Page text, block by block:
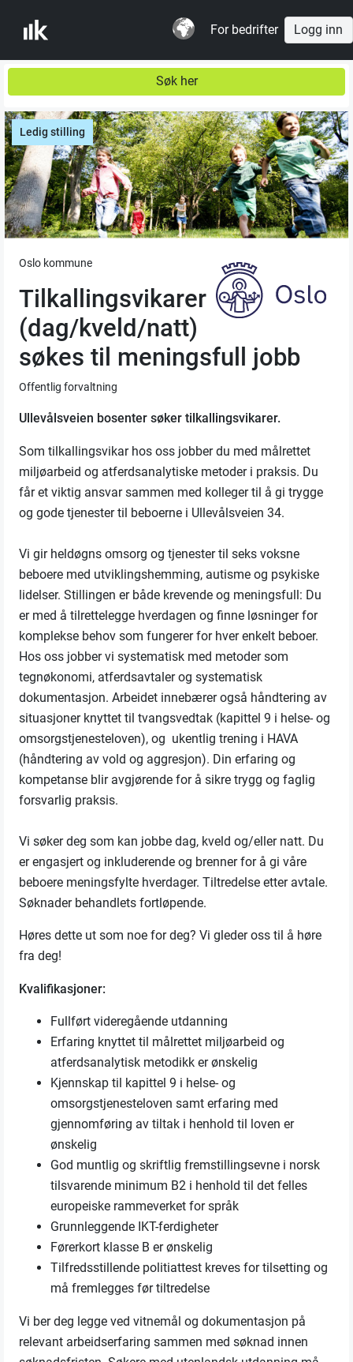
For bedrifter Logg inn
Søk her
Ledig stilling
Oslo kommune
Tilkallingsvikarer
(dag/kveld/natt)
søkes til meningsfull jobb
Offentlig forvaltning
Ullevålsveien bosenter søker tilkallingsvikarer.
Som tilkallingsvikar hos oss jobber du med målrettet
miljøarbeid og atferdsanalytiske metoder i praksis. Du
får et viktig ansvar sammen med kolleger til å gi trygge
og gode tjenester til beboerne i Ullevålsveien 34.
Vi gir heldøgns omsorg og tjenester til seks voksne
beboere med utviklingshemming, autisme og psykiske
lidelser. Stillingen er både krevende og meningsfull: Du
er med å tilrettelegge hverdagen og finne løsninger for
komplekse behov som fungerer for hver enkelt beboer.
Hos oss jobber vi systematisk med metoder som
tegnøkonomi, atferdsavtaler og systematisk
dokumentasjon. Arbeidet innebærer også håndtering av
situasjoner knyttet til tvangsvedtak (kapittel 9 i helse- og
omsorgstjenesteloven), og ukentlig trening i HAVA
(håndtering av vold og aggresjon). Din erfaring og
kompetanse blir avgjørende for å sikre trygg og faglig
forsvarlig praksis.
Vi søker deg som kan jobbe dag, kveld og/eller natt. Du
er engasjert og inkluderende og brenner for å gi våre
beboere meningsfylte hverdager. Tiltredelse etter avtale.
Søknader behandlets fortløpende.
Høres dette ut som noe for deg? Vi gleder oss til å høre
fra deg!
Kvalifikasjoner:
Fullført videregående utdanning
Erfaring knyttet til målrettet miljøarbeid og
atferdsanalytisk metodikk er ønskelig
Kjennskap til kapittel 9 i helse- og
omsorgstjenesteloven samt erfaring med
gjennomføring av tiltak i henhold til loven er
ønskelig
God muntlig og skriftlig fremstillingsevne i norsk
tilsvarende minimum B2 i henhold til det felles
europeiske rammeverket for språk
Grunnleggende IKT-ferdigheter
Førerkort klasse B er ønskelig
Tilfredsstillende politiattest kreves for tilsetting og
må fremlegges før tiltredelse
Vi ber deg legge ved vitnemål og dokumentasjon på
relevant arbeidserfaring sammen med søknad innen